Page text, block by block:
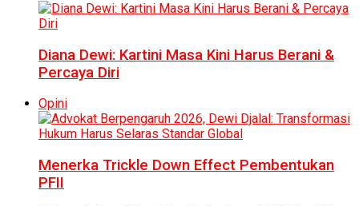
Diana Dewi: Kartini Masa Kini Harus Berani &
Percaya Diri
Opini
Menerka Trickle Down Effect Pembentukan
PFII